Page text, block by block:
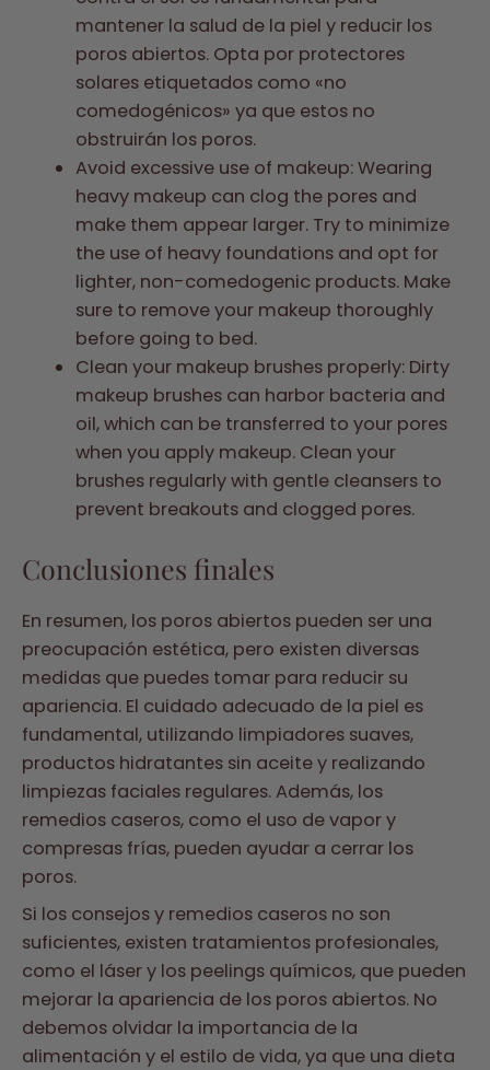
mantener la salud de la piel y reducir los
poros abiertos. Opta por protectores
solares etiquetados como «no
comedogénicos» ya que estos no
obstruirán los poros.
Avoid excessive use of makeup: Wearing
heavy makeup can clog the pores and
make them appear larger. Try to minimize
the use of heavy foundations and opt for
lighter, non-comedogenic products. Make
sure to remove your makeup thoroughly
before going to bed.
Clean your makeup brushes properly: Dirty
makeup brushes can harbor bacteria and
oil, which can be transferred to your pores
when you apply makeup. Clean your
brushes regularly with gentle cleansers to
prevent breakouts and clogged pores.
Conclusiones finales
En resumen, los poros abiertos pueden ser una
preocupación estética, pero existen diversas
medidas que puedes tomar para reducir su
apariencia. El cuidado adecuado de la piel es
fundamental, utilizando limpiadores suaves,
productos hidratantes sin aceite y realizando
limpiezas faciales regulares. Además, los
remedios caseros, como el uso de vapor y
compresas frías, pueden ayudar a cerrar los
poros.
Si los consejos y remedios caseros no son
suficientes, existen tratamientos profesionales,
como el láser y los peelings químicos, que pueden
mejorar la apariencia de los poros abiertos. No
debemos olvidar la importancia de la
alimentación y el estilo de vida, ya que una dieta